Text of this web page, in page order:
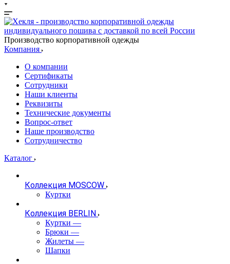
Производство корпоративной одежды
Компания
О компании
Сертификаты
Сотрудники
Наши клиенты
Реквизиты
Технические документы
Вопрос-ответ
Наше производство
Сотрудничество
Каталог
Коллекция MOSCOW
Куртки
Коллекция BERLIN
Куртки —
Брюки —
Жилеты —
Шапки